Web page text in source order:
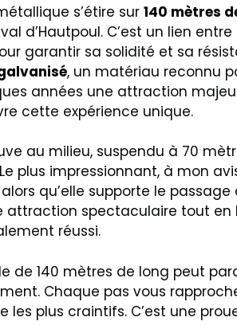
s’étire sur 140 mètres
d’Hautpoul. C’est un lien
garantir sa solidité et sa
, un matériau reconnu
années une attraction
cette expérience unique.
au milieu, suspendu à 70
plus impressionnant, à mon
qu’elle supporte le
attraction spectaculaire tout en
réussi.
de 140 mètres de long peut
Chaque pas vous
les plus craintifs. C’est une